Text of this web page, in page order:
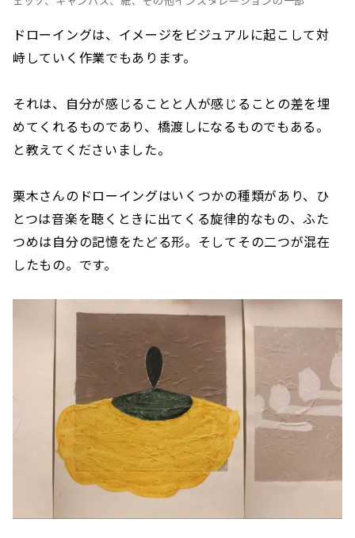
ドローイングは、イメージをビジュアルに起こして対
峙していく作業でもあります。
それは、自分が感じることと人が感じることの差を埋
めてくれるものであり、橋渡しになるものでもある。
と教えてくださいました。
栗木さんのドローイングはいくつかの種類があり、ひ
とつは音楽を聴くときに出てくる旋律的なもの、ふた
つめは自分の記憶をたどる形。そしてその二つが混在
したもの。です。